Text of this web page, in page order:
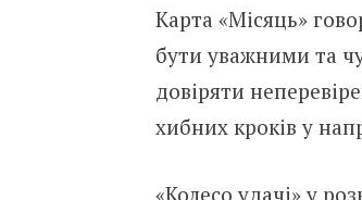
Карта «Місяць»
бути уважними та
довіряти
хибних кроків у
«Колесо удачі» у